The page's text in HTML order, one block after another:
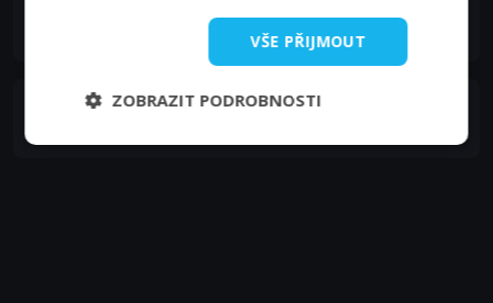
Khanh Hua
VŠE PŘIJMOUT
ZOBRAZIT PODROBNOSTI